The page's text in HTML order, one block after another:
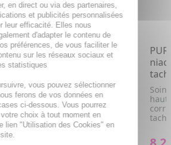
PHARMASCIENCE
Fortifiant Cheveux x180
Calcium, Hydroxypropyl
méthylcellulose, Iode,
Magnésium, Vitamine b5,
Vitamine b6,...
Soin
en direct ou via des partenaires,
et publicités personnalisées
leur efficacité. Elles nous
d'adapter le contenu de
préférences, de vous faciliter le
sur les réseaux sociaux et
statistiques
vous pouvez sélectionner
ferons de vos données en
ci-dessous. Vous pourrez
choix à tout moment en
lien "Utilisation des Cookies" en